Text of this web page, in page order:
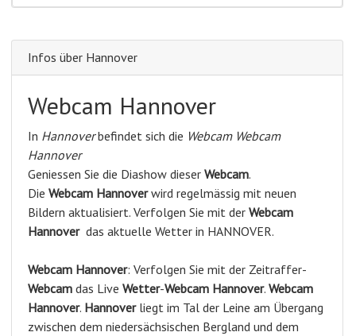
Infos über Hannover
Webcam Hannover
In Hannoverbefindet sich die Webcam Webcam
Hannover
Geniessen Sie die Diashow dieser Webcam.
Die Webcam Hannoverwird regelmässig mit neuen
Bildern aktualisiert. Verfolgen Sie mit der Webcam
Hannover das aktuelle Wetter in HANNOVER.
Webcam Hannover: Verfolgen Sie mit der Zeitraffer-
Webcam das Live Wetter-Webcam Hannover. Webcam
Hannover. Hannoverliegt im Tal der Leine am Übergang
zwischen dem niedersächsischen Bergland und dem